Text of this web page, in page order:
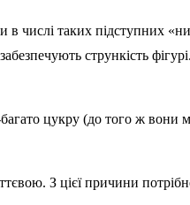
в числі таких підступних
стрункість
цукру (до того ж вони
З цієї причини